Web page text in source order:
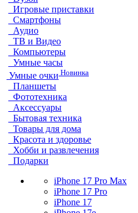
Игровые приставки
Смартфоны
Аудио
ТВ и Видео
Компьютеры
Умные часы
Умные очки Новинка
Планшеты
Фототехника
Аксессуары
Бытовая техника
Товары для дома
Красота и здоровье
Хобби и развлечения
Подарки
iPhone 17 Pro Max
iPhone 17 Pro
iPhone 17